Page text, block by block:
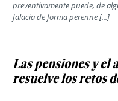
preventivamente puede, de
falacia de forma perenne [...]
Las pensiones y el
resuelve los retos